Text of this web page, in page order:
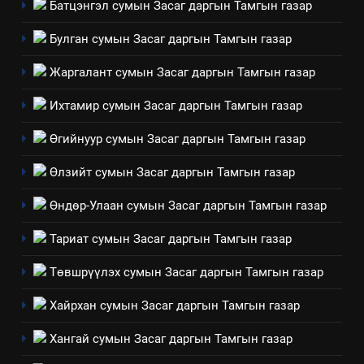
ШИЙДНЭ” ӨДРИЙГ ЗОХИОН
БАЙГУУЛНА
ЗАР ТАЗ-ЫН САЛБАР ЗӨВЛӨЛ
Төрийн албаны зөвлөлийн
зөвлөлийн 2025 оны үйл
ажиллагааны жилийн
5
“Шинэтгэлээр түүчээлсэн
салбар зөвлөл” аяны хүрээнд
Батцэнгэл сумын Засаг даргын Тамгын газар
Булган сумын Засаг даргын Тамгын газар
Жаргалант сумын Засаг даргын Тамгын газар
Ихтамир сумын Засаг даргын Тамгын газар
Өгийнуур сумын Засаг даргын Тамгын газар
Өлзийт сумын Засаг даргын Тамгын газар
Өндөр-Улаан сумын Засаг даргын Тамгын газар
Тариат сумын Засаг даргын Тамгын газар
Төвшрүүлэх сумын Засаг даргын Тамгын газар
Хайрхан сумын Засаг даргын Тамгын газар
Хангай сумын Засаг даргын Тамгын газар